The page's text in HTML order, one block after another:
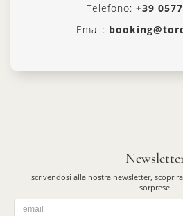
Telefono: +39
Email:
Iscrivendosi alla nostra newsletter,
sorprese.